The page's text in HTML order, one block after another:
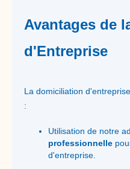
Avantages de
d'Entreprise
La domiciliation
:
Utilisation de notre
professionnelle
d'entreprise.